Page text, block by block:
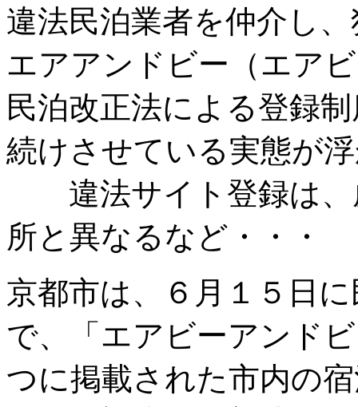
違法民泊業者を仲介し
エアアンドビー（エア
民泊改正法による登録
続けさせている実態が
違法サイト登録は、
所と異なるなど・・・
京都市は、６月１５日
で、「エアビーアンド
つに掲載された市内の